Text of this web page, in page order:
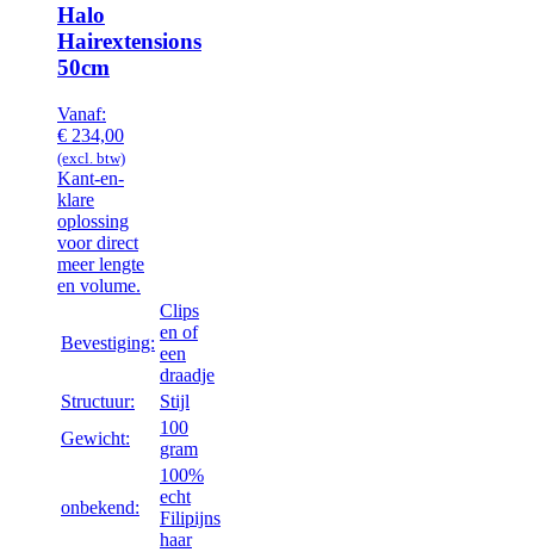
Halo
Hairextensions
50cm
Vanaf:
€ 234,00
(excl. btw)
Kant-en-
klare
oplossing
voor direct
meer lengte
en volume.
Bevestiging:
Clips
en of
een
draadje
Structuur:
Stijl
Gewicht:
100
gram
onbekend:
100%
echt
Filipijns
haar